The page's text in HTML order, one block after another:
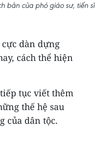
bản của phó giáo sư, tiến sĩ
dàn dựng
cách thể hiện
tục viết thêm
thế hệ sau
của dân tộc.